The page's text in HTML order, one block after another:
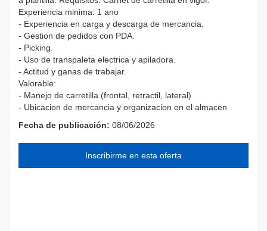
Experiencia minima: 1 ano
- Experiencia en carga y descarga de mercancia.
- Gestion de pedidos con PDA.
- Picking.
- Uso de transpaleta electrica y apiladora.
- Actitud y ganas de trabajar.
Valorable:
- Manejo de carretilla (frontal, retractil, lateral)
- Ubicacion de mercancia y organizacion en el almacen
Fecha de publicación: 08/06/2026
Inscribirme en esta oferta